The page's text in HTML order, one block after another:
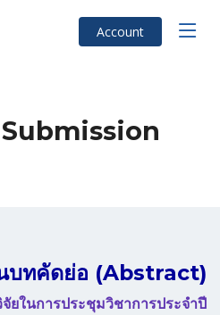
Account
บทคัดย่อ (Abstract)
ยในการประชุมวิชาการประจำปี